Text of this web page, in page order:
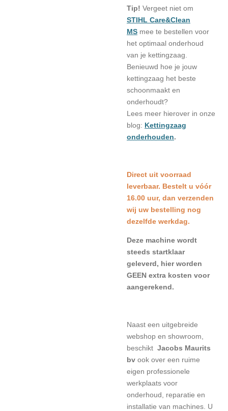
Tip! Vergeet niet om
STIHL Care&Clean
MS mee te bestellen voor
het optimaal onderhoud
van je kettingzaag.
Benieuwd hoe je jouw
kettingzaag het beste
schoonmaakt en
onderhoudt?
Lees meer hierover in onze
blog: Kettingzaag
onderhouden.
Direct uit voorraad
leverbaar. Bestelt u vóór
16.00 uur, dan verzenden
wij uw bestelling nog
dezelfde werkdag.
Deze machine wordt
steeds startklaar
geleverd, hier worden
GEEN extra kosten voor
aangerekend.
Naast een uitgebreide
webshop en showroom,
beschikt Jacobs Maurits
bv ook over een ruime
eigen professionele
werkplaats voor
onderhoud, reparatie en
installatie van machines. U